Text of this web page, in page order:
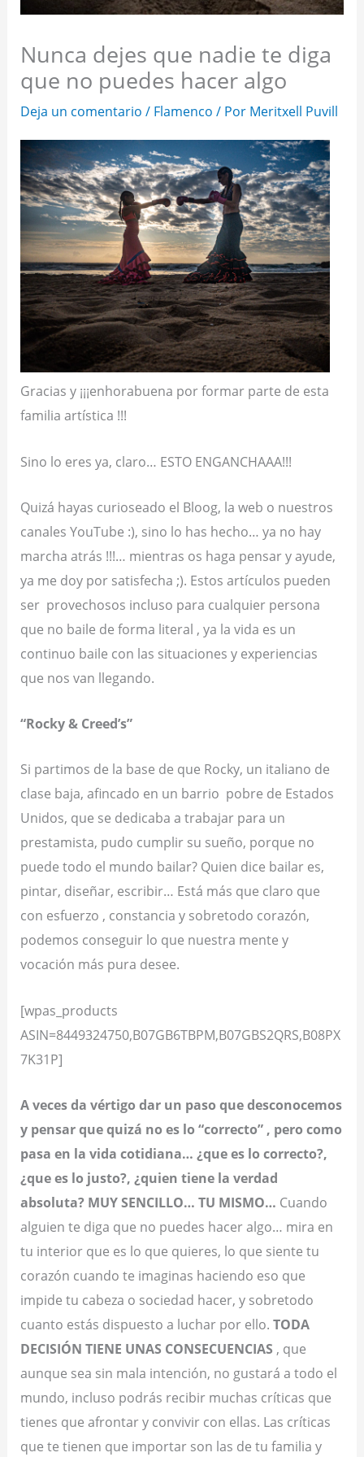
Nunca dejes que nadie te diga
que no puedes hacer algo
Deja un comentario / Flamenco / Por Meritxell Puvill
Gracias y ¡¡¡enhorabuena por formar parte de esta
familia artística !!!
Sino lo eres ya, claro… ESTO ENGANCHAAA!!!
Quizá hayas curioseado el Bloog, la web o nuestros
canales YouTube :), sino lo has hecho… ya no hay
marcha atrás !!!… mientras os haga pensar y ayude,
ya me doy por satisfecha ;). Estos artículos pueden
ser provechosos incluso para cualquier persona
que no baile de forma literal , ya la vida es un
continuo baile con las situaciones y experiencias
que nos van llegando.
“Rocky & Creed’s”
Si partimos de la base de que Rocky, un italiano de
clase baja, afincado en un barrio pobre de Estados
Unidos, que se dedicaba a trabajar para un
prestamista, pudo cumplir su sueño, porque no
puede todo el mundo bailar? Quien dice bailar es,
pintar, diseñar, escribir… Está más que claro que
con esfuerzo , constancia y sobretodo corazón,
podemos conseguir lo que nuestra mente y
vocación más pura desee.
[wpas_products
ASIN=8449324750,B07GB6TBPM,B07GBS2QRS,B08PX
7K31P]
A veces da vértigo dar un paso que desconocemos
y pensar que quizá no es lo “correcto” , pero como
pasa en la vida cotidiana… ¿que es lo correcto?,
¿que es lo justo?, ¿quien tiene la verdad
absoluta? MUY SENCILLO… TU MISMO… Cuando
alguien te diga que no puedes hacer algo… mira en
tu interior que es lo que quieres, lo que siente tu
corazón cuando te imaginas haciendo eso que
impide tu cabeza o sociedad hacer, y sobretodo
cuanto estás dispuesto a luchar por ello.TODA
DECISIÓN TIENE UNAS CONSECUENCIAS , que
aunque sea sin mala intención, no gustará a todo el
mundo, incluso podrás recibir muchas críticas que
tienes que afrontar y convivir con ellas. Las críticas
que te tienen que importar son las de tu familia y